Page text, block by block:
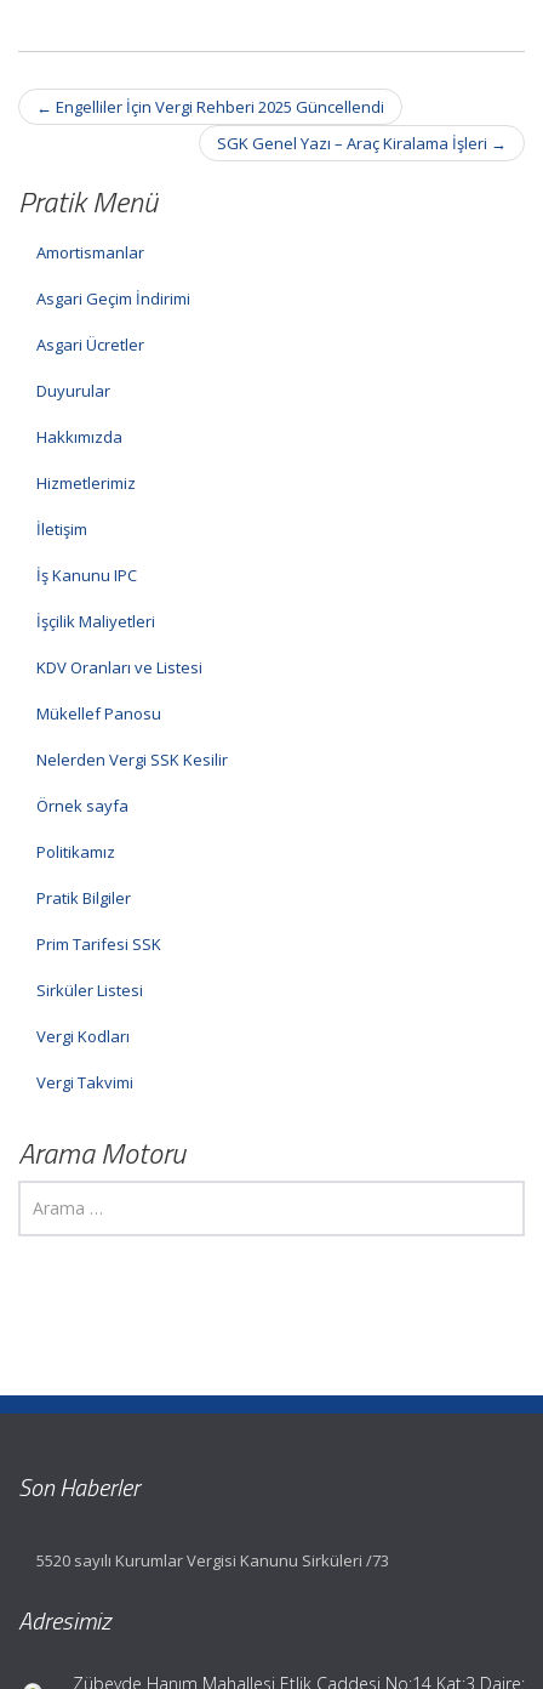
Post
navigation
← Engelliler İçin Vergi Rehberi 2025 Güncellendi
SGK Genel Yazı – Araç Kiralama İşleri →
Pratik Menü
Amortismanlar
Asgari Geçim İndirimi
Asgari Ücretler
Duyurular
Hakkımızda
Hizmetlerimiz
İletişim
İş Kanunu IPC
İşçilik Maliyetleri
KDV Oranları ve Listesi
Mükellef Panosu
Nelerden Vergi SSK Kesilir
Örnek sayfa
Politikamız
Pratik Bilgiler
Prim Tarifesi SSK
Sirküler Listesi
Vergi Kodları
Vergi Takvimi
Arama Motoru
Son Haberler
5520 sayılı Kurumlar Vergisi Kanunu Sirküleri /73
Adresimiz
Zübeyde Hanım Mahallesi Etlik Caddesi No:14 Kat:3 Daire: